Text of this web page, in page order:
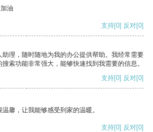
油
支持[0] 反对[0]
助理，随时随地为我的办公提供帮助。我经常需要
索功能非常强大，能够快速找到我需要的信息。
支持[0] 反对[0]
馨，让我能够感受到家的温暖。
支持[0] 反对[0]